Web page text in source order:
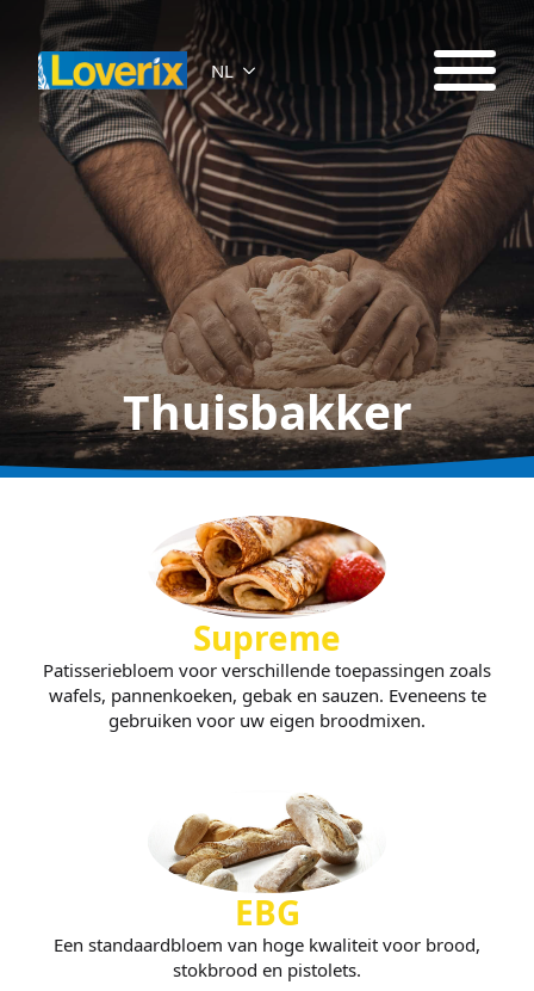
NL
Thuisbakker
Supreme
Patisseriebloem voor verschillende toepassingen zoals
wafels, pannenkoeken, gebak en sauzen. Eveneens te
gebruiken voor uw eigen broodmixen.
EBG
Een standaardbloem van hoge kwaliteit voor brood,
stokbrood en pistolets.